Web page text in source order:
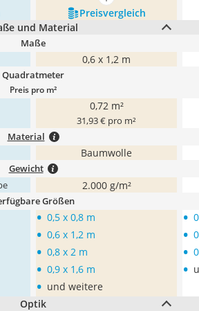
Preis­vergleich
und Material
Maße
0,6 x 1,2 m
Quadratmeter
Preis pro m²
0,72 m²
31,93 € pro m²
Material
Baumwolle
Gewicht
2.000 g/m²
Größen
• 0,5 x 0,8 m
• 0,6 x 1,2 m
• 0,8 x 2 m
• 0,9 x 1,6 m
• und weitere
•
•
•
•
Optik